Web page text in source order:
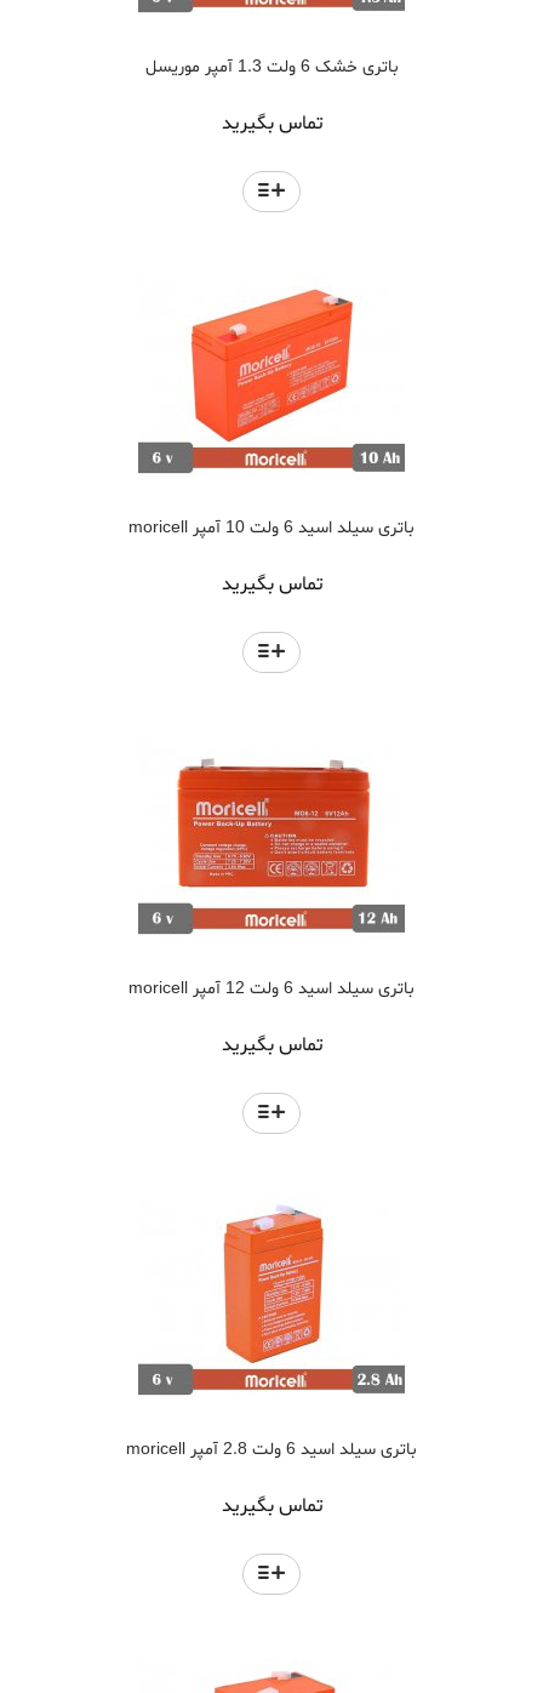
باتری خشک 6 ولت 1.3 آمپر موریسل
تماس بگیرید
باتری سیلد اسید 6 ولت 10 آمپر moricell
تماس بگیرید
باتری سیلد اسید 6 ولت 12 آمپر moricell
تماس بگیرید
باتری سیلد اسید 6 ولت 2.8 آمپر moricell
تماس بگیرید